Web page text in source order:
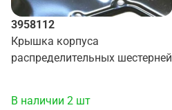
3958112
Крышка корпуса
распределительных шестерней
В наличии 2 шт